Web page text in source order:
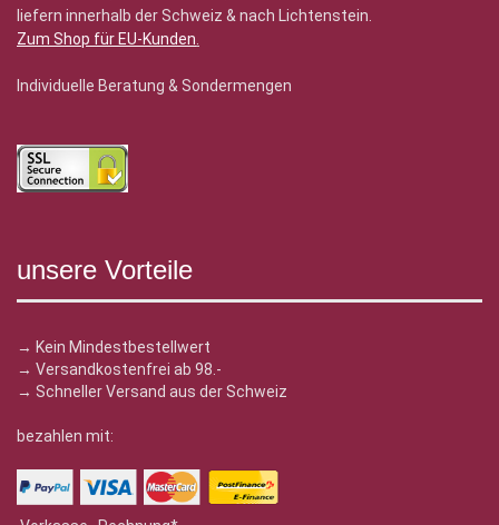
liefern innerhalb der Schweiz & nach Lichtenstein.
Zum Shop für EU-Kunden.
Individuelle Beratung & Sondermengen
unsere Vorteile
→ Kein Mindestbestellwert
→ Versandkostenfrei ab 98.-
→ Schneller Versand aus der Schweiz
bezahlen mit: